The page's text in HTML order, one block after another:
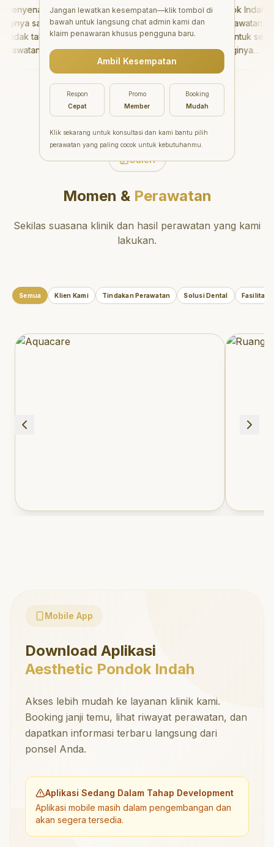
sangat baik
takut sama
tidak
setelahnya.
ke dokter
"Aesthetic Pondok Indah
menawarkan perawatan gigi
yang luar biasa untuk semua
orang. Dokter giginya
profesional, ramah, dan
meluangkan waktu untuk
mengedukasi pasien tentang
kesehatan gigi dan mulut
yang baik. Klinik ini terletak di
daerah yang strategis,
sehingga nyaman untuk
direkomendasikan untuk
dan berkualitas!
Galeri
Momen &Perawatan
Sekilas suasana klinik dan hasil perawatan yang kami
lakukan.
Semua Klien Kami Tindakan Perawatan Solusi Dental Fasilitas
Mobile App
Download Aplikasi
Aesthetic Pondok Indah
Akses lebih mudah ke layanan klinik kami.
Booking janji temu, lihat riwayat perawatan, dan
dapatkan informasi terbaru langsung dari
ponsel Anda.
Aplikasi Sedang Dalam Tahap Development
Aplikasi mobile masih dalam pengembangan dan
akan segera tersedia.
Jangan lewatkan kesempatan—klik tombol di
bawah untuk langsung chat admin kami dan
klaim penawaran khusus pengguna baru.
Ambil Kesempatan
Respon
Cepat
Promo
Member
Booking
Mudah
Klik sekarang untuk konsultasi dan kami bantu pilih
perawatan yang paling cocok untuk kebutuhanmu.